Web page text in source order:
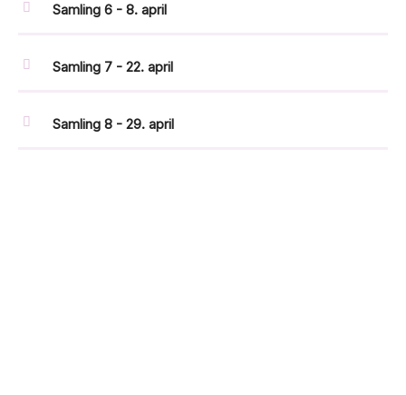
Samling 6 - 8. april
Samling 7 - 22. april
Samling 8 - 29. april